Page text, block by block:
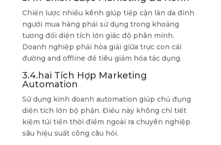
Chiến lược nhiều kênh giúp tiếp cận làn da đình
người mua hàng phải sử dụng trong khoảng
tương đối diện tích lớn giác độ phân minh.
Doanh nghiệp phải hòa giải giữa trực con cái
đường and offline để tiêu giảm hóa tác dụng.
3.4.hai Tích Hợp Marketing
Automation
Sử dụng kinh doanh automation giúp chủ đụng
diện tích lớn bộ phận. Điều này không chỉ tiết
kiệm túi tiền thời điểm ngoài ra chuyên nghiệp
sâu hiệu suất công câu hỏi.